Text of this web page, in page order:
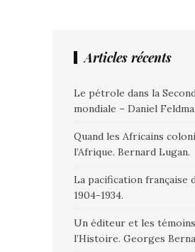
Articles récents
Le pétrole dans la
mondiale – Daniel
Quand les Africains
l’Afrique. Bernard Lugan.
La pacification française
1904-1934.
Un éditeur et les
l’Histoire. Georges